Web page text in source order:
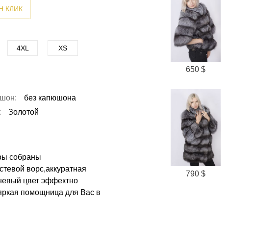
КЛИК
4XL XS
без капюшона
Золотой
собраны
ворс,аккуратная
цвет эффектно
помощница для Вас в
650 $
790 $